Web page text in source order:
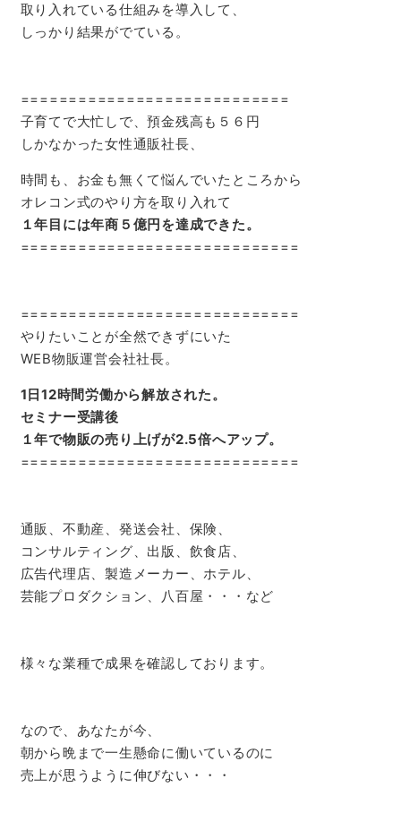
取り入れている仕組みを導入して、
しっかり結果がでている。
============================
子育てで大忙しで、預金残高も５６円
しかなかった女性通販社長、
時間も、お金も無くて悩んでいたところから
オレコン式のやり方を取り入れて
１年目には年商５億円を達成できた。
=============================
=============================
やりたいことが全然できずにいた
WEB物販運営会社社長。
1日12時間労働から解放された。
セミナー受講後
１年で物販の売り上げが2.5倍へアップ。
=============================
通販、不動産、発送会社、保険、
コンサルティング、出版、飲食店、
広告代理店、製造メーカー、ホテル、
芸能プロダクション、八百屋・・・など
様々な業種で成果を確認しております。
なので、あなたが今、
朝から晩まで一生懸命に働いているのに
売上が思うように伸びない・・・